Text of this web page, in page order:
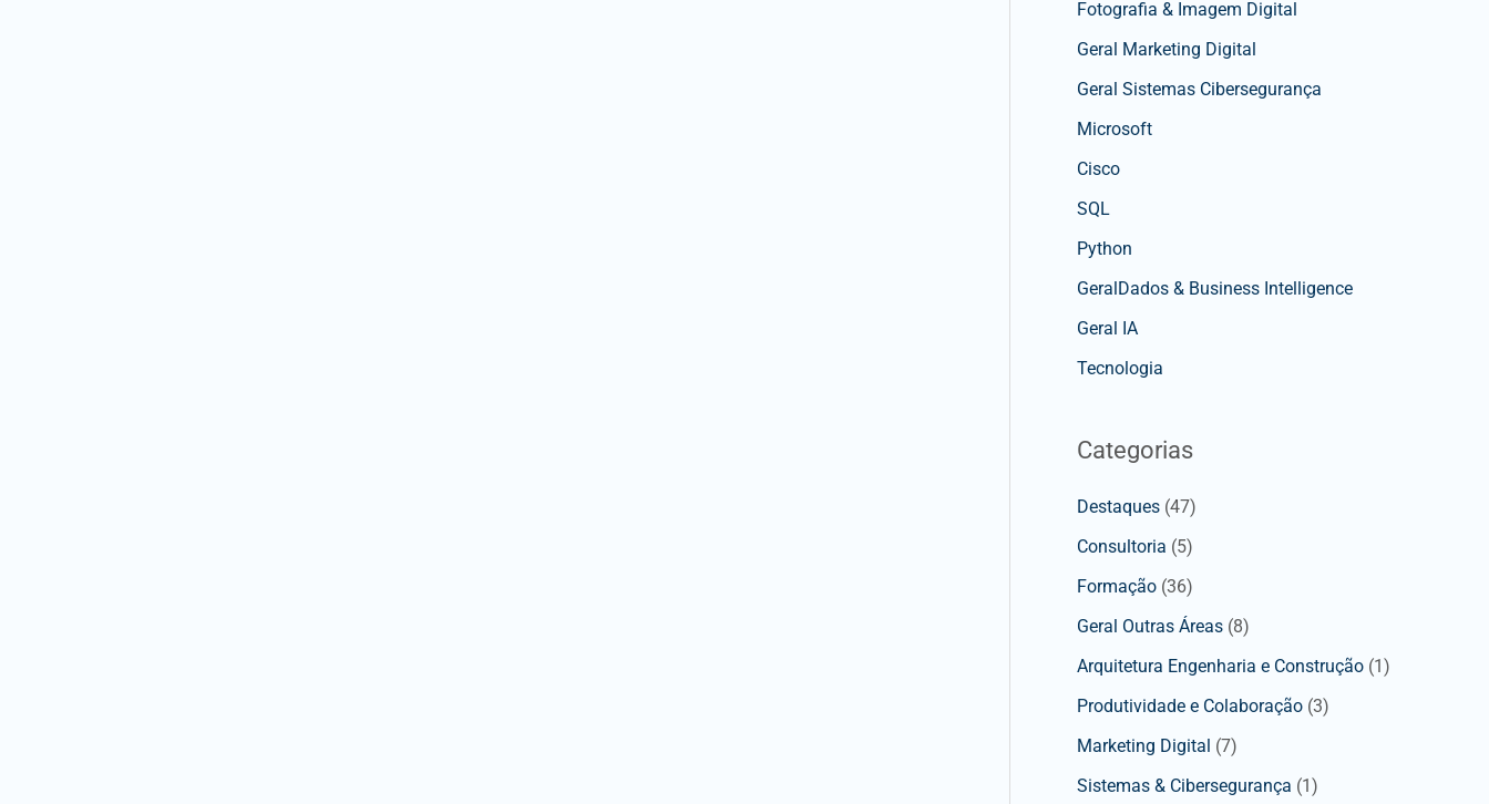
Fotografia & Imagem Digital
Geral Marketing Digital
Geral Sistemas Cibersegurança
Microsoft
Cisco
SQL
Python
GeralDados & Business Intelligence
Geral IA
Tecnologia
Categorias
Destaques (47)
Consultoria (5)
Formação (36)
Geral Outras Áreas (8)
Arquitetura Engenharia e Construção (1)
Produtividade e Colaboração (3)
Marketing Digital (7)
Sistemas & Cibersegurança (1)